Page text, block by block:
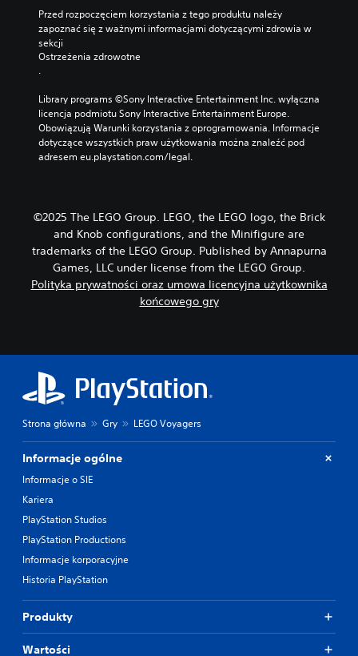
Przed rozpoczęciem korzystania z tego produktu należy
zapoznać się z ważnymi informacjami dotyczącymi zdrowia w
sekcji
Ostrzeżenia zdrowotne
.
Library programs ©Sony Interactive Entertainment Inc. wyłączna
licencja podmiotu Sony Interactive Entertainment Europe.
Obowiązują Warunki korzystania z oprogramowania. Informacje
dotyczące wszystkich praw użytkowania można znaleźć pod
adresem eu.playstation.com/legal.
©2025 The LEGO Group. LEGO, the LEGO logo, the Brick
and Knob configurations, and the Minifigure are
trademarks of the LEGO Group. Published by Annapurna
Games, LLC under license from the LEGO Group.
Polityka prywatności oraz umowa licencyjna użytkownika
końcowego gry
Strona główna Gry LEGO Voyagers
Informacje ogólne
Informacje o SIE
Kariera
PlayStation Studios
PlayStation Productions
Informacje korporacyjne
Historia PlayStation
Produkty
Wartości